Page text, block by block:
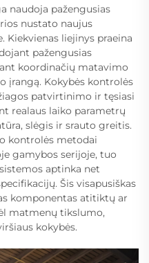
naudoja pažengusias
nustato naujus
liejinys praeina
pažengusias
koordinačių matavimo
įrangą. Kokybės kontrolės
patvirtinimo ir tęsiasi
realaus laiko parametrų
slėgis ir srauto greitis.
kontrolės metodai
gamybos serijoje, tuo
aptinka net
Šis visapusiškas
komponentas atitiktų ar
matmenų tikslumo,
kokybės.